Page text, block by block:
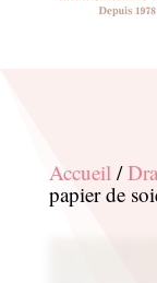
Accueil/
papier de